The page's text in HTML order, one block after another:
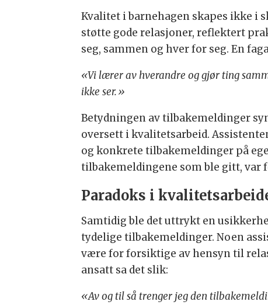
Kvalitet i barnehagen skapes ikke i
støtte gode relasjoner, reflektert
seg, sammen og hver for seg. En
«Vi lærer av hverandre og gjør ting
ikke ser.»
Betydningen av tilbakemeldinger
oversett i kvalitetsarbeid.
og konkrete tilbakemeldinger på
tilbakemeldingene som ble gitt,
Paradoks i
Samtidig ble det uttrykt en
tydelige tilbakemeldinger. Noen
være for forsiktige av hensyn til
ansatt sa det slik:
«Av og til så trenger jeg den